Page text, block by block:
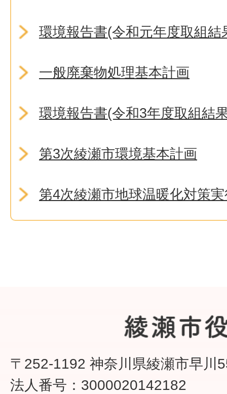
環境報告書(令和元年度取組結
一般廃棄物処理基本計画
環境報告書(令和3年度取組結
第3次綾瀬市環境基本計画
第4次綾瀬市地球温暖化対策
〒252-1192 神奈川県綾瀬市早川
法人番号：3000020142182